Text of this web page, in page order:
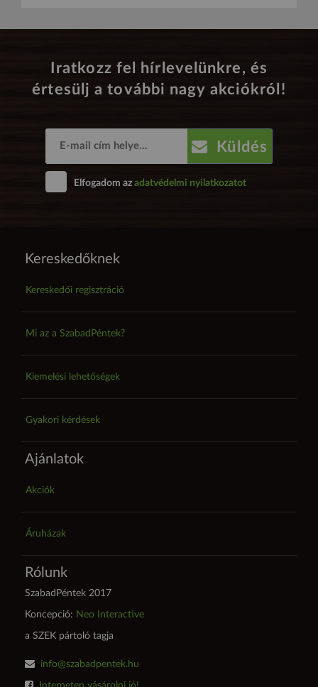
Iratkozz fel hírlevelünkre, és
értesülj a további nagy akciókról!
Küldés
Elfogadom az adatvédelmi nyilatkozatot
Kereskedőknek
Kereskedői regisztráció
Mi az a SzabadPéntek?
Kiemelési lehetőségek
Gyakori kérdések
Ajánlatok
Akciók
Áruházak
Rólunk
SzabadPéntek 2017
Koncepció: Neo Interactive
a SZEK pártoló tagja
info@szabadpentek.hu